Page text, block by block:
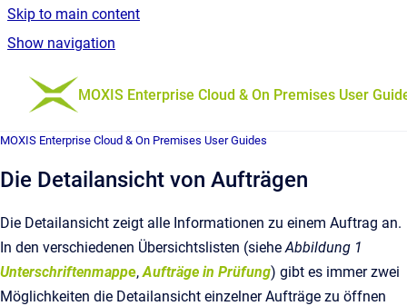
Skip to main content
Show navigation
Go to homepage
MOXIS Enterprise Cloud & On Premises User
MOXIS Enterprise Cloud & On Premises User Guides
Die Detailansicht von Aufträgen
Die Detailansicht zeigt alle Informationen zu einem Auftrag an.
In den verschiedenen Übersichtslisten (sieheAbbildung 1
Unterschriftenmappe,Aufträge in Prüfung) gibt es immer zwei
Möglichkeiten die Detailansicht einzelner Aufträge zu öffnen